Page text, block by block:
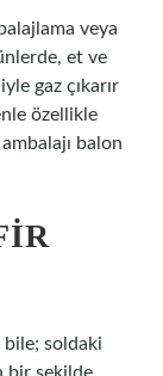
veya
et ve
gaz çıkarır
özellikle
balon
soldaki